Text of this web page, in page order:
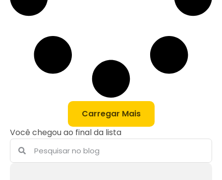
Carregar Mais
Você chegou ao final da lista